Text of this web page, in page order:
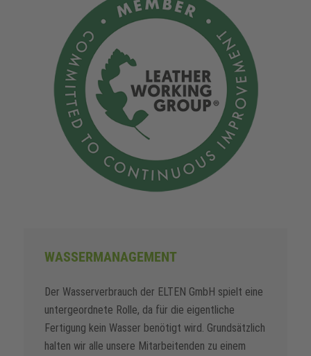
WASSERMANAGEMENT
Der Wasserverbrauch der ELTEN GmbH spielt eine
untergeordnete Rolle, da für die eigentliche
Fertigung kein Wasser benötigt wird. Grundsätzlich
halten wir alle unsere Mitarbeitenden zu einem